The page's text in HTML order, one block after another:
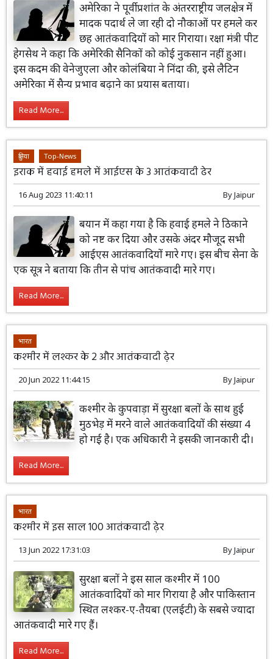
अमेरिका ने पूर्वी प्रशांत के अंतरराष्ट्रीय जलक्षेत्र में
मादक पदार्थ ले जा रही दो नौकाओं पर हमले कर
छह आतंकवादियों को मार गिराया। रक्षा मंत्री पीट
हेगसेथ ने कहा कि अमेरिकी सैनिकों को कोई नुकसान नहीं हुआ।
इस कदम की वेनेजुएला और कोलंबिया ने निंदा की, इसे लैटिन
अमेरिका में सैन्य प्रभाव बढ़ाने का प्रयास बताया।
Read More...
दुनिया Top-News
इराक में हवाई हमले में आईएस के 3 आतंकवादी ढेर
16 Aug 2023 11:40:11 ByJaipur
बयान में कहा गया है कि हवाई हमले ने ठिकाने
को नष्ट कर दिया और उसके अंदर मौजूद सभी
आईएस आतंकवादियों मारे गए। इस बीच सेना के
एक सूत्र ने बताया कि तीन से पांच आतंकवादी मारे गए।
Read More...
भारत
कश्मीर में लश्कर के 2 और आतंकवादी ढे़र
20 Jun 2022 11:44:15 ByJaipur
कश्मीर के कुपवाड़ा में सुरक्षा बलों के साथ हुई
मुठभेड़ में मरने वाले आतंकवादियों की संख्या 4
हो गई है। एक अधिकारी ने इसकी जानकारी दी।
Read More...
भारत
कश्मीर में इस साल 100 आतंकवादी ढ़ेर
13 Jun 2022 17:31:03 ByJaipur
सुरक्षा बलों ने इस साल कश्मीर में 100
आतंकवादियों को मार गिराया है और पाकिस्तान
स्थित लश्कर-ए-तैयबा (एलईटी) के सबसे ज्यादा
आतंकवादी मारे गए हैं।
Read More...